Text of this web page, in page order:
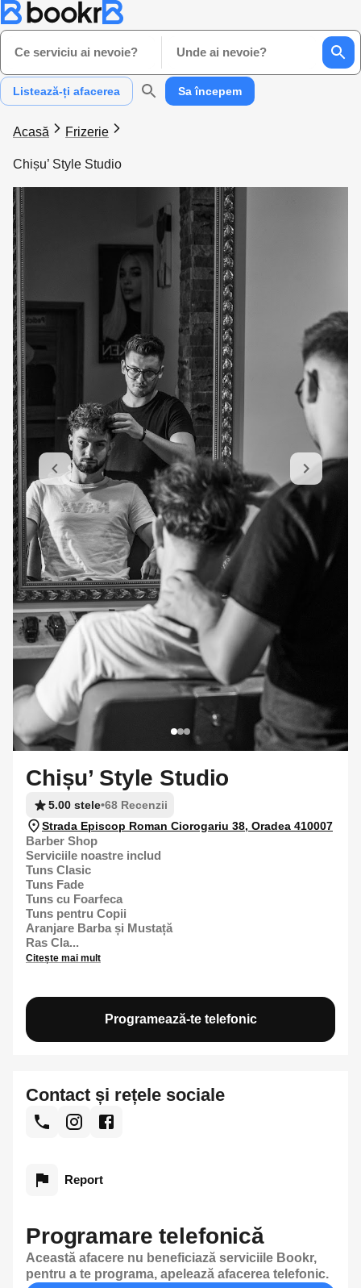
Ce serviciu ai nevoie? Unde ai nevoie?
Listează-ți afacerea Sa începem
Acasă Frizerie
Chișu’ Style Studio
Chișu’ Style Studio
5.00 stele•68 Recenzii
Strada Episcop Roman Ciorogariu 38, Oradea 410007
Barber Shop
Serviciile noastre includ
Tuns Clasic
Tuns Fade
Tuns cu Foarfeca
Tuns pentru Copii
Aranjare Barba și Mustață
Ras Cla...
Citește mai mult
Programează-te telefonic
Programare telefonică
Această afacere nu beneficiază serviciile Bookr,
pentru a te programa, apelează afacerea telefonic.
Contact și rețele sociale
Report